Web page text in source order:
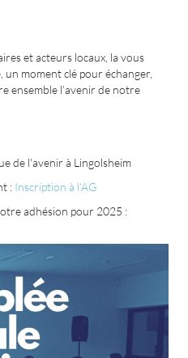
et acteurs locaux, la vous
un moment clé pour échanger,
ensemble l’avenir de notre
de l'avenir à Lingolsheim
: Inscription à l'AG
adhésion pour 2025 :